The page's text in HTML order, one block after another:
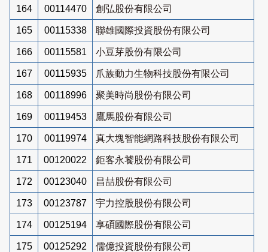
164 00114470 創弘股份有限公司
165 00115338 聯雄國際投資股份有限公司
166 00115581 小豆芽股份有限公司
167 00115935 爪族動力生物科技股份有限公司
168 00118996 聚美時尚股份有限公司
169 00119453 鷹馬股份有限公司
170 00119974 真大塊智能網路科技股份有限公司
171 00120022 鉅客永饕股份有限公司
172 00123040 昌喆股份有限公司
173 00123787 宇力控股股份有限公司
174 00125194 享碩國際股份有限公司
175 00125292 儒億投資股份有限公司